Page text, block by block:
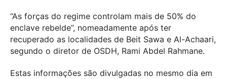
“As forças do regime controlam mais de 50% do
enclave rebelde”, nomeadamente após ter
recuperado as localidades de Beit Sawa e Al-Achaari,
segundo o diretor de OSDH, Rami Abdel Rahmane.
Estas informações são divulgadas no mesmo dia em